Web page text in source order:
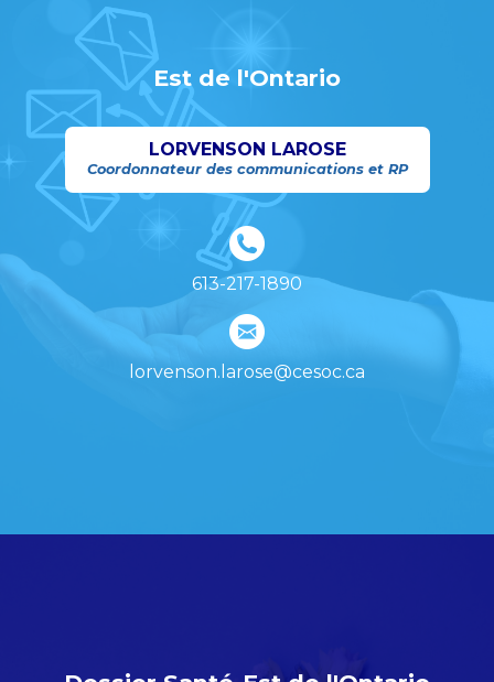
Est de l'Ontario
LORVENSON LAROSE
Coordonnateur des communications et RP
613-217-1890
lorvenson.larose@cesoc.ca